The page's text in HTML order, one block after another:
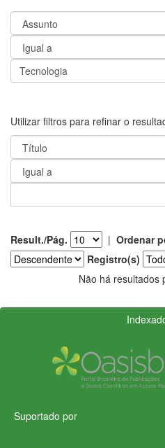
Utilizar filtros para refinar o
Result./Pág. | Ordenar
Registro(s)
Não há resultados
Suportado por